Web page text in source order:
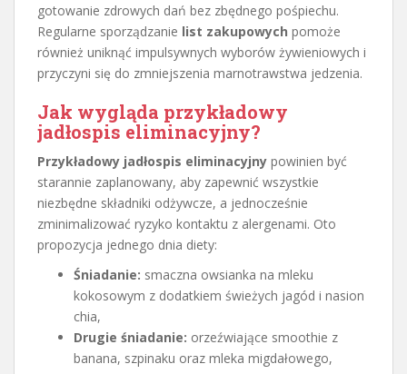
gotowanie zdrowych dań bez zbędnego pośpiechu.
Regularne sporządzanie list zakupowych pomoże
również uniknąć impulsywnych wyborów żywieniowych i
przyczyni się do zmniejszenia marnotrawstwa jedzenia.
Jak wygląda przykładowy
jadłospis eliminacyjny?
Przykładowy jadłospis eliminacyjny powinien być
starannie zaplanowany, aby zapewnić wszystkie
niezbędne składniki odżywcze, a jednocześnie
zminimalizować ryzyko kontaktu z alergenami. Oto
propozycja jednego dnia diety:
Śniadanie: smaczna owsianka na mleku
kokosowym z dodatkiem świeżych jagód i nasion
chia,
Drugie śniadanie: orzeźwiające smoothie z
banana, szpinaku oraz mleka migdałowego,